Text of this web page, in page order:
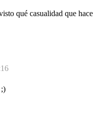
qué casualidad que hace